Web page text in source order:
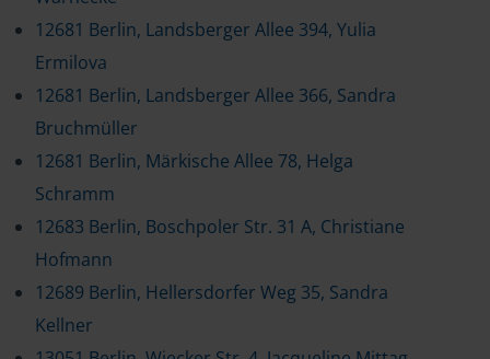
12681 Berlin, Landsberger Allee 394, Yulia
Ermilova
12681 Berlin, Landsberger Allee 366, Sandra
Bruchmüller
12681 Berlin, Märkische Allee 78, Helga
Schramm
12683 Berlin, Boschpoler Str. 31 A, Christiane
Hofmann
12689 Berlin, Hellersdorfer Weg 35, Sandra
Kellner